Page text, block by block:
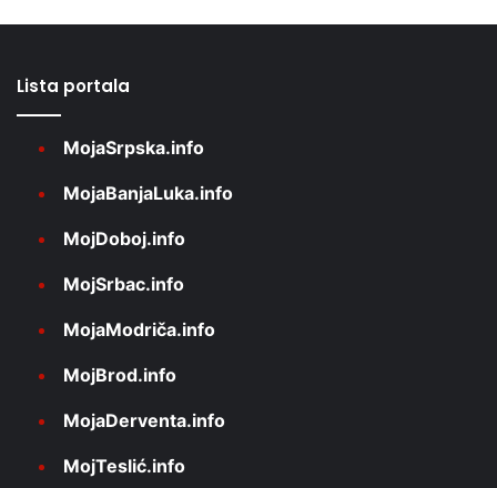
Lista portala
MojaSrpska.info
MojaBanjaLuka.info
MojDoboj.info
MojSrbac.info
MojaModriča.info
MojBrod.info
MojaDerventa.info
MojTeslić.info